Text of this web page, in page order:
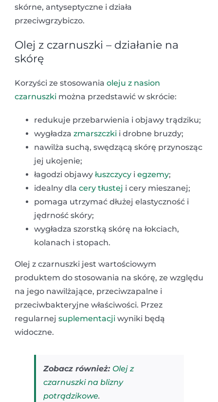
skórne, antyseptyczne i działa
przeciwgrzybiczo.
Olej z czarnuszki – działanie na
skórę
Korzyści ze stosowania oleju z nasion
czarnuszki można przedstawić w skrócie:
redukuje przebarwienia i objawy trądziku;
wygładza zmarszczki i drobne bruzdy;
nawilża suchą, swędzącą skórę przynosząc
jej ukojenie;
łagodzi objawy łuszczycy i egzemy;
idealny dla cery tłustej i cery mieszanej;
pomaga utrzymać dłużej elastyczność i
jędrność skóry;
wygładza szorstką skórę na łokciach,
kolanach i stopach.
Olej z czarnuszki jest wartościowym
produktem do stosowania na skórę, ze względu
na jego nawilżające, przeciwzapalne i
przeciwbakteryjne właściwości. Przez
regularnej suplementacji wyniki będą
widoczne.
Zobacz również: Olej z
czarnuszki na blizny
potrądzikowe.